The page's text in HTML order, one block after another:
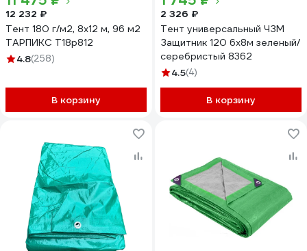
12 232 ₽
Тент 180 г/м2, 8x12 м, 96 м2
ТАРПИКС Т18р812
4.8(258)
В корзину
2 326 ₽
Тент универсальный ЧЗМ
Защитник 120 6х8м зеленый/
серебристый 8362
4.5(4)
В корзину